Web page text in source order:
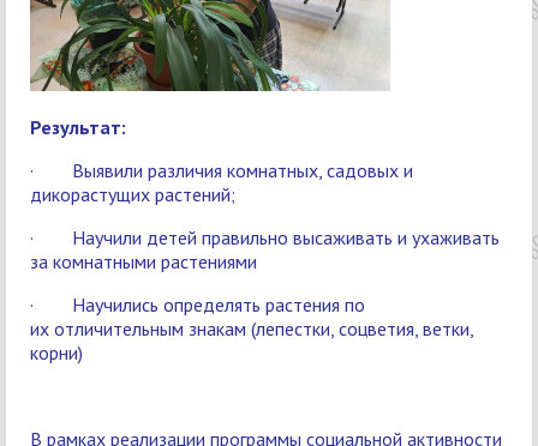
Результат:
· Выявили различия комнатных, садовых и
дикорастущих растений;
· Научили детей правильно высаживать и ухаживать
за комнатными растениями
· Научились определять растения по
их отличительным знакам (лепестки, соцветия, ветки,
корни)
В рамках реализации программы социальной активности